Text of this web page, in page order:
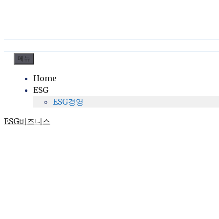
너
뛰
메뉴
Home
ESG
ESG경영
ESG비즈니스